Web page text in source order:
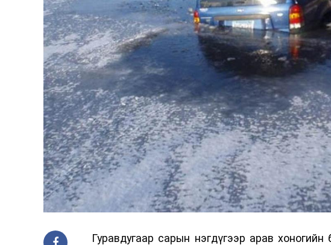
Гуравдугаар сарын нэгдүгээр арав